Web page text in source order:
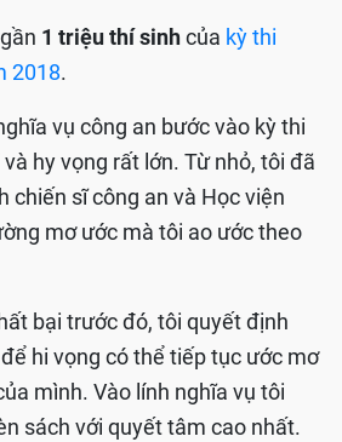
1 triệu thí sinhcủa kỳ thi
2018.
vụ công an bước vào kỳ thi
hy vọng rất lớn. Từ nhỏ, tôi đã
chiến sĩ công an và Học viện
mơ ước mà tôi ao ước theo
bại trước đó, tôi quyết định
hi vọng có thể tiếp tục ước mơ
mình. Vào lính nghĩa vụ tôi
sách với quyết tâm cao nhất.